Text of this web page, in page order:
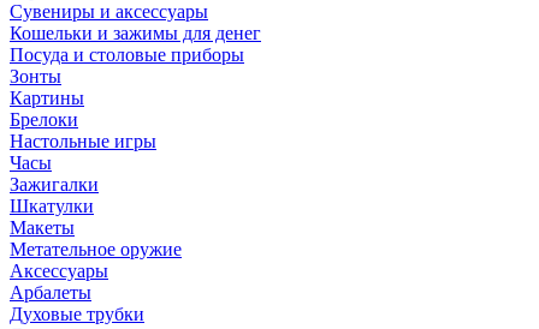
Сувениры и аксессуары
Кошельки и зажимы для денег
Посуда и столовые приборы
Зонты
Картины
Брелоки
Настольные игры
Часы
Зажигалки
Шкатулки
Макеты
Метательное оружие
Аксессуары
Арбалеты
Духовые трубки